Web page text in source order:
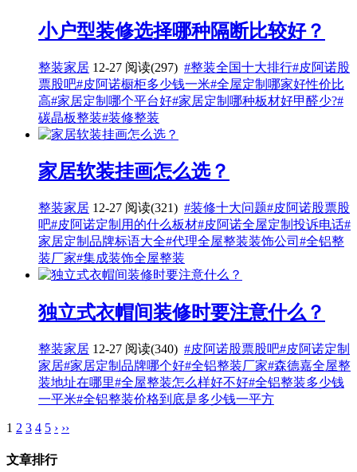
小户型装修选择哪种隔断比较好？
整装家居 12-27 阅读(297) #整装全国十大排行#皮阿诺股
票股吧#皮阿诺橱柜多少钱一米#全屋定制哪家好性价比
高#家居定制哪个平台好#家居定制哪种板材好甲醛少?#
碳晶板整装#装修整装
家居软装挂画怎么选？
整装家居 12-27 阅读(321) #装修十大问题#皮阿诺股票股
吧#皮阿诺定制用的什么板材#皮阿诺全屋定制投诉电话#
家居定制品牌标语大全#代理全屋整装装饰公司 #全铝整
装厂家#集成装饰全屋整装
独立式衣帽间装修时要注意什么？
整装家居 12-27 阅读(340) #皮阿诺股票股吧#皮阿诺定制
家居#家居定制品牌哪个好#全铝整装厂家#森德嘉全屋整
装地址在哪里#全屋整装怎么样好不好#全铝整装多少钱
一平米#全铝整装价格到底是多少钱一平方
1 2 3 4 5 › ››
文章排行